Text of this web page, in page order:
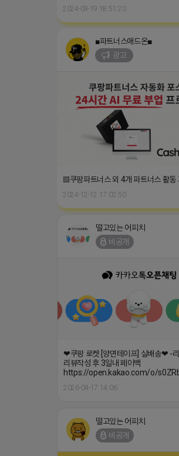
2024-09-19 18:51:20
■파트너스애드온■
광고
▤쿠팡파트너스 외 4개 파트너스 활
2024-12-12 17:02:50
떨고있는 어피치
비공개
❤쿠팡 로켓 [양면테이프] 실배송❤ -
리뷰작성 후 3일내 페이백
https://open.kakao.com/o/
2026-04-17 14:06
떨고있는 어피치
비공개